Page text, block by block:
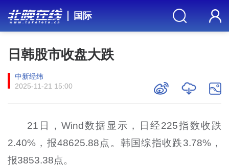
国际
日韩股市收盘大跌
中新经纬
2025-11-21 15:00
21日，Wind数据显示，日经225指数收跌
2.40%，报48625.88点。韩国综指收跌3.78%，
报3853.38点。